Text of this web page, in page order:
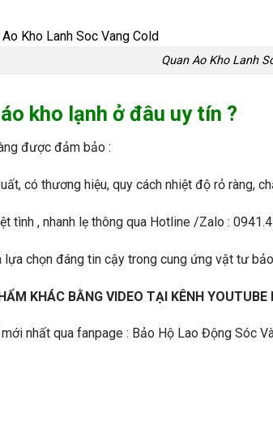
Quan Ao Kho Lanh
kho lạnh ở đâu uy tín ?
được đảm bảo :
có thương hiệu, quy cách nhiệt độ rỏ ràng,
tình , nhanh lẹ thông qua Hotline /Zalo :
lựa chọn đáng tin cậy trong cung ứng vật tư
KHÁC BẰNG VIDEO TẠI KÊNH YOUTUBE
nhất qua fanpage : Bảo Hộ Lao Động Sóc